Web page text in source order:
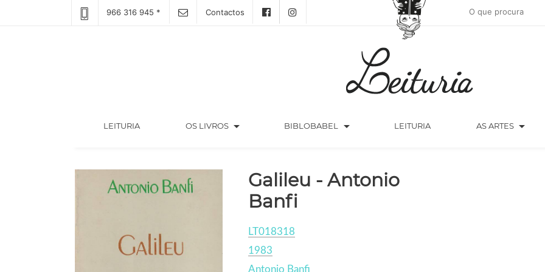
966 316 945 * Contactos
LEITURIA(CURRENT) OS LIVROS arrow_drop_down BIBLOBABEL arrow_drop_down LEITURIA AS ARTES arrow_drop_down
Galileu - Antonio
Banfi
LT018318
1983
Antonio Banfi